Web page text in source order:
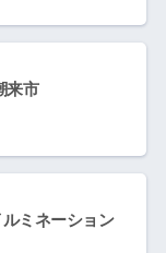
来市
ミネーション